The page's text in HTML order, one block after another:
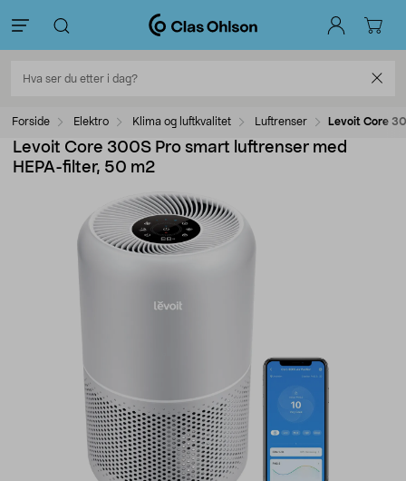
Forside Elektro Klima og luftkvalitet Luftrenser Levoit Core
Levoit Core 300S Pro smart luftrenser med
HEPA-filter, 50 m2